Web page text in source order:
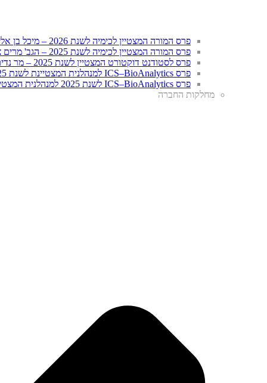
פרס המורה המצטיין לכימיה לשנת 2026 – מיכל בן אליהו וליטל אריה
פרס המורה המצטיין לכימיה לשנת 2025 – הגב' מרים צ'ולסקי
פרס לסטודנט דוקטורט המצטיין לשנת 2025 – מר נדים אגבאריה
פרס ICS–BioAnalytics למנהלנית המצטיינת לשנת 2025 – הגב' שושנה צדיק
פרס ICS–BioAnalytics לשנת 2025 למנהלנית המצטיינת לשנת 2017 – הגב' אסתר שוען
מחלקות החברה